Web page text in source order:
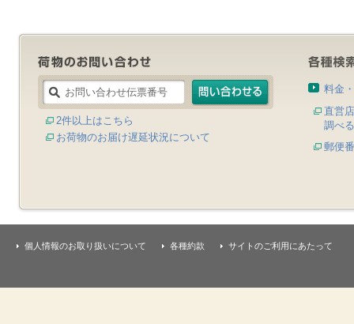
2件以上はこちら
お荷物のお届け遅延状況について
料金
直営
調べる
郵便
個人情報のお取り扱いについて 各種約款 サイトのご利用にあたって